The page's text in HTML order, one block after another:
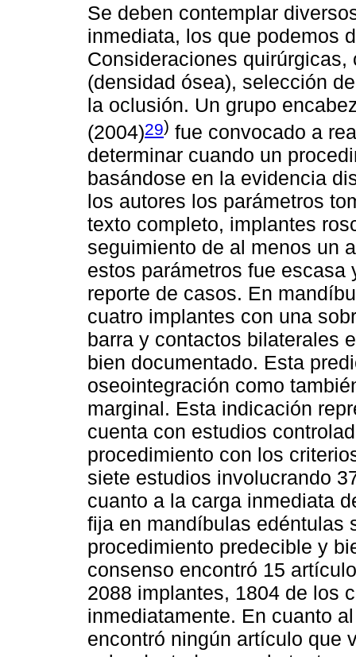
Se deben contemplar
inmediata, los que podemos
Consideraciones
(densidad ósea), selección
la oclusión. Un grupo
(2004)29) fue convocado a
determinar cuando un
basándose en la evidencia
los autores los parámetros
texto completo, implantes
seguimiento de al menos un
estos parámetros fue escasa
reporte de casos. En
cuatro implantes con una
barra y contactos bilaterales
bien documentado. Esta
oseointegración como
marginal. Esta indicación
cuenta con estudios
procedimiento con los
siete estudios involucrando
cuanto a la carga inmediata
fija en mandíbulas edéntulas
procedimiento predecible y
consenso encontró 15
2088 implantes, 1804 de los
inmediatamente. En cuanto
encontró ningún artículo que